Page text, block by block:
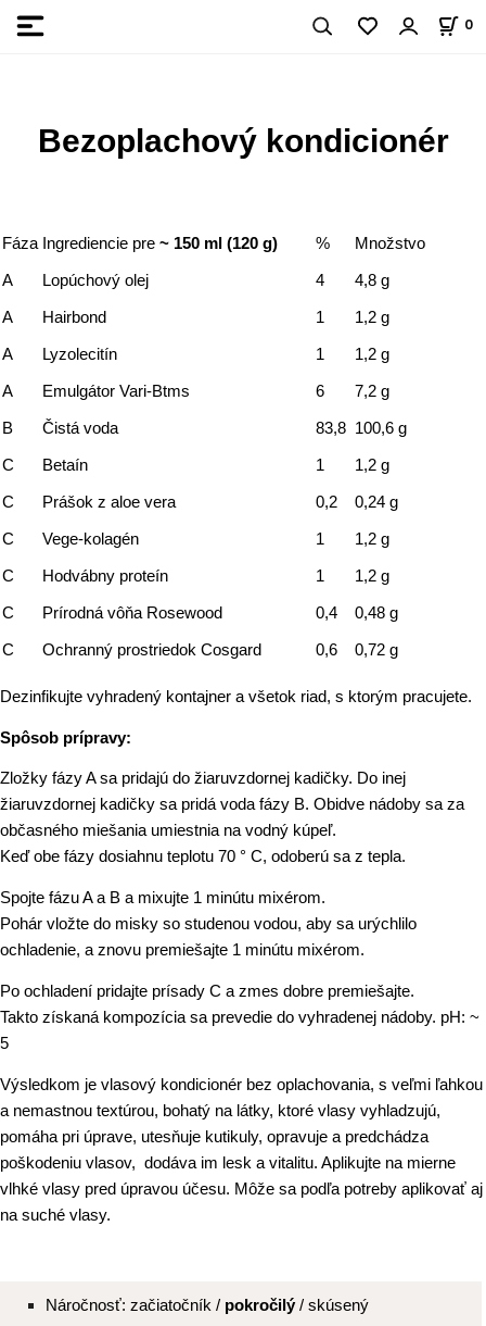
0
Bezoplachový kondicionér
Fáza Ingrediencie pre ~ 150 ml (120 g) %
Množstvo
A
Lopúchový olej 4
4,8 g
A
Hairbond 1
1,2 g
A
Lyzolecitín 1
1,2 g
A
Emulgátor Vari-Btms 6
7,2 g
B
Čistá voda 83,8 100,6 g
C
Betaín 1
1,2 g
C
Prášok z aloe vera 0,2
0,24 g
C
Vege-kolagén 1
1,2 g
C
Hodvábny proteín 1
1,2 g
C
Prírodná vôňa Rosewood 0,4
0,48 g
C
Ochranný prostriedok Cosgard 0,6 0,72 g
Dezinfikujte vyhradený kontajner a všetok riad, s ktorým pracujete.
Spôsob prípravy:
Zložky fázy A sa pridajú do žiaruvzdornej kadičky. Do inej
žiaruvzdornej kadičky sa pridá voda fázy B. Obidve nádoby sa za
občasného miešania umiestnia na vodný kúpeľ.
Keď obe fázy dosiahnu teplotu 70 ° C, odoberú sa z tepla.
Spojte fázu A a B a mixujte 1 minútu mixérom.
Pohár vložte do misky so studenou vodou, aby sa urýchlilo
ochladenie, a znovu premiešajte 1 minútu mixérom.
Po ochladení pridajte prísady C a zmes dobre premiešajte.
Takto získaná kompozícia sa prevedie do vyhradenej nádoby. pH: ~
5
Výsledkom je vlasový kondicionér bez oplachovania, s veľmi ľahkou
a nemastnou textúrou, bohatý na látky, ktoré vlasy vyhladzujú,
pomáha pri úprave, utesňuje kutikuly, opravuje a predchádza
poškodeniu vlasov, dodáva im lesk a vitalitu. Aplikujte na mierne
vlhké vlasy pred úpravou účesu. Môže sa podľa potreby aplikovať aj
na suché vlasy.
Náročnosť: začiatočník / pokročilý / skúsený